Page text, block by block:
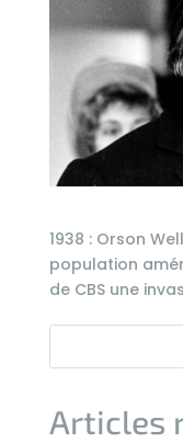
1938 : Orson
population
de CBS une
Articles